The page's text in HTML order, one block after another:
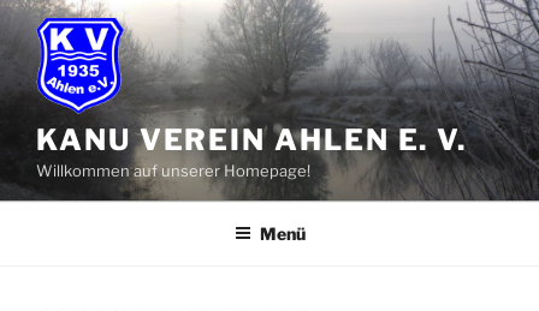
Zum
Inhalt
springen
KANU VEREIN AHLEN E. V.
Willkommen auf unserer Homepage!
Menü